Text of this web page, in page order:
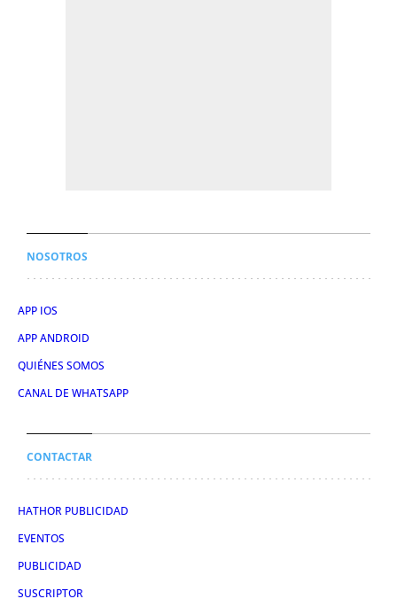
NOSOTROS
APP IOS
APP ANDROID
QUIÉNES SOMOS
CANAL DE WHATSAPP
CONTACTAR
HATHOR PUBLICIDAD
EVENTOS
PUBLICIDAD
SUSCRIPTOR